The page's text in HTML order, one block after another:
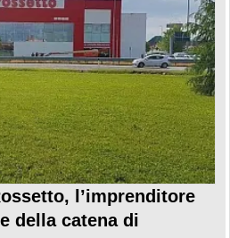
l’imprenditore
della catena di